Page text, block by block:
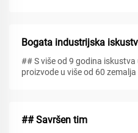
Bogata industrijska
## S više od 9 godina
proizvode u više od 60 zemalja
## Savršen tim